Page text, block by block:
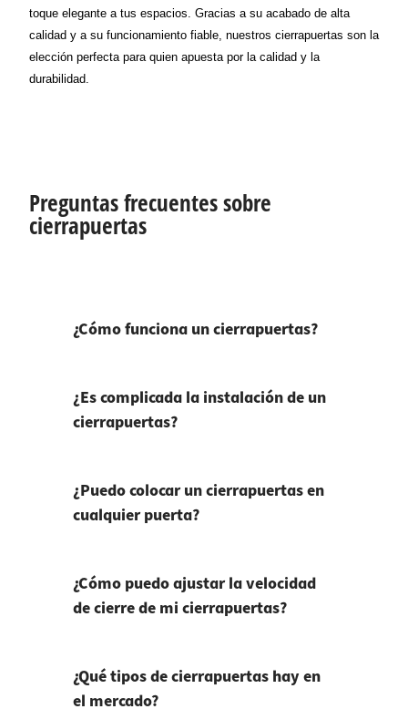
toque elegante a tus espacios. Gracias a su acabado de alta
calidad y a su funcionamiento fiable, nuestros cierrapuertas son la
elección perfecta para quien apuesta por la calidad y la
durabilidad.
Preguntas frecuentes sobre
cierrapuertas
¿Cómo funciona un cierrapuertas?
¿Es complicada la instalación de un
cierrapuertas?
¿Puedo colocar un cierrapuertas en
cualquier puerta?
¿Cómo puedo ajustar la velocidad
de cierre de mi cierrapuertas?
¿Qué tipos de cierrapuertas hay en
el mercado?